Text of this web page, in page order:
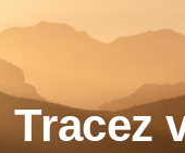
Tracez